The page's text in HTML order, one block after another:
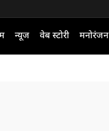
न्यूज वेब स्टोरी मनोरंजन